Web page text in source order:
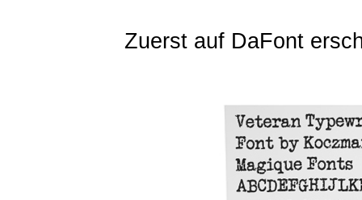
Zuerst auf DaFont